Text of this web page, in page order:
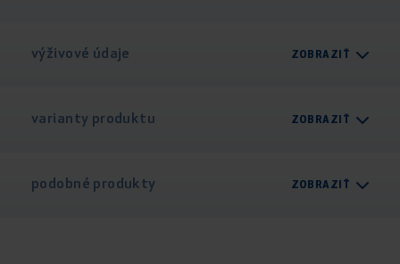
výživové údaje ZOBRAZIŤ
varianty produktu ZOBRAZIŤ
podobné produkty ZOBRAZIŤ